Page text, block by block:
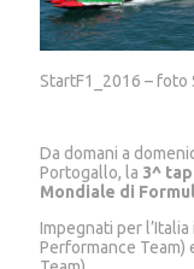
StartF1_2016 – foto
Da domani a
Portogallo, la 3^
Mondiale di
Impegnati per
Performance Team)